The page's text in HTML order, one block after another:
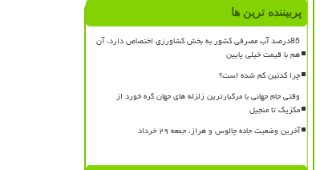
پربیننده ترین ها
85درصد آب مصرفی کشور به بخش کشاورزی اختصاص دارد، آن
هم با قیمت خیلی پایین
چرا کدئین کم شده است؟
وقتی جام جهانی با مرگبارترین زلزله های جهان گره خورد از
مکزیک تا منجیل
آخرین وضعیت جاده چالوس و هراز، جمعه ۲۹ خرداد